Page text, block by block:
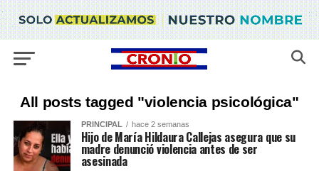
All posts tagged "violencia psicológica"
PRINCIPAL hace 2 semanas
Hijo de María Hildaura Callejas asegura que su
madre denunció violencia antes de ser
asesinada